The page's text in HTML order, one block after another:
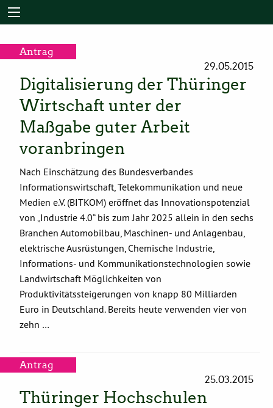
Antrag
29.05.2015
Digitalisierung der Thüringer
Wirtschaft unter der
Maßgabe guter Arbeit
voranbringen
Nach Einschätzung des Bundesverbandes
Informationswirtschaft, Telekommunikation und neue
Medien e.V. (BITKOM) eröffnet das Innovationspotenzial
von „Industrie 4.0“ bis zum Jahr 2025 allein in den sechs
Branchen Automobilbau, Maschinen- und Anlagenbau,
elektrische Ausrüstungen, Chemische Industrie,
Informations- und Kommunikationstechnologien sowie
Landwirtschaft Möglichkeiten von
Produktivitätssteigerungen von knapp 80 Milliarden
Euro in Deutschland. Bereits heute verwenden vier von
zehn …
Antrag
25.03.2015
Thüringer Hochschulen